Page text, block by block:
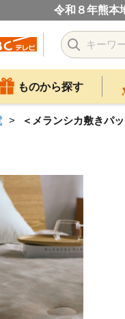
令和８年熊本
ものから探す
＜メランシカ敷きパ